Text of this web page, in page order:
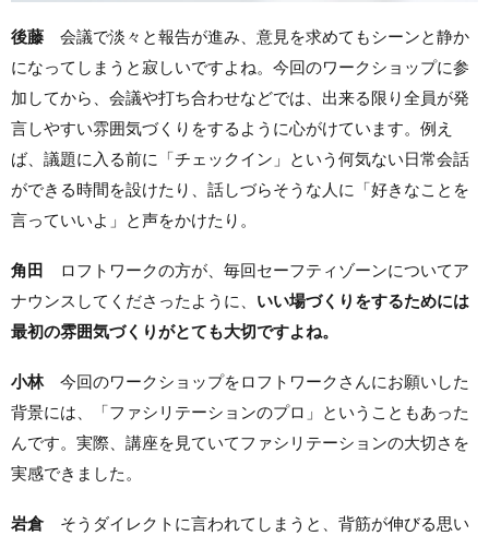
後藤 会議で淡々と報告が進み、意見を求めてもシーンと静か
になってしまうと寂しいですよね。今回のワークショップに参
加してから、会議や打ち合わせなどでは、出来る限り全員が発
言しやすい雰囲気づくりをするように心がけています。例え
ば、議題に入る前に「チェックイン」という何気ない日常会話
ができる時間を設けたり、話しづらそうな人に「好きなことを
言っていいよ」と声をかけたり。
角田
ロフトワークの方が、毎回セーフティゾーンについてア
ナウンスしてくださったように、 いい場づくりをするためには
最初の雰囲気づくりがとても大切ですよね。
小林今回のワークショップをロフトワークさんにお願いした
背景には、「ファシリテーションのプロ」ということもあった
んです。実際、講座を見ていてファシリテーションの大切さを
実感できました。
岩倉そうダイレクトに言われてしまうと、背筋が伸びる思い